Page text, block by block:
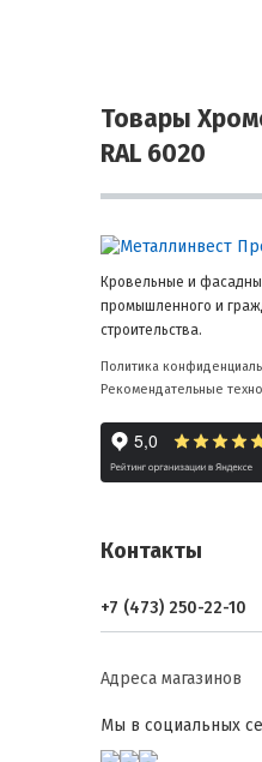
Товары
RAL 6020
Кровельные и
промышленного и
строительства.
Политика
Рекомендательные
Контакты
+7 (473) 250-22-10
Адреса магазинов
Мы в социальных